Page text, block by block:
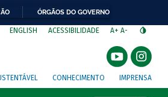
ÓRGÃOS DO GOVERNO
ENGLISH ACESSIBILIDADE A+ A-
CONHECIMENTO IMPRENSA